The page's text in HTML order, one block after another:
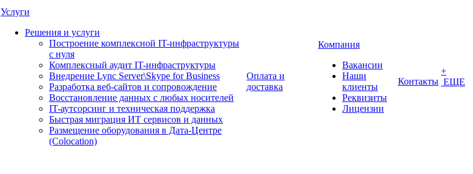
Услуги
Решения и услуги
Построение комплексной IT-инфраструктуры
с нуля
Комплексный аудит IT-инфраструктуры
Внедрение Lync Server\Skype for Business
Разработка веб-сайтов и сопровождение
Восстановление данных с любых носителей
IT-аутсорсинг и техническая поддержка
Быстрая миграция ИТ сервисов и данных
Размещение оборудования в Дата-Центре
(Colocation)
Оплата и
доставка
Компания
Вакансии
Наши
клиенты
Реквизиты
Лицензии
Контакты
+
ЕЩЕ